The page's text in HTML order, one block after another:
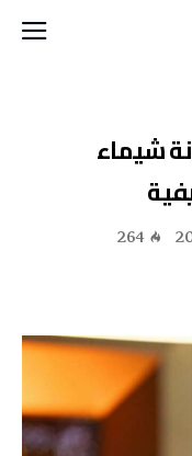
شيماء
264